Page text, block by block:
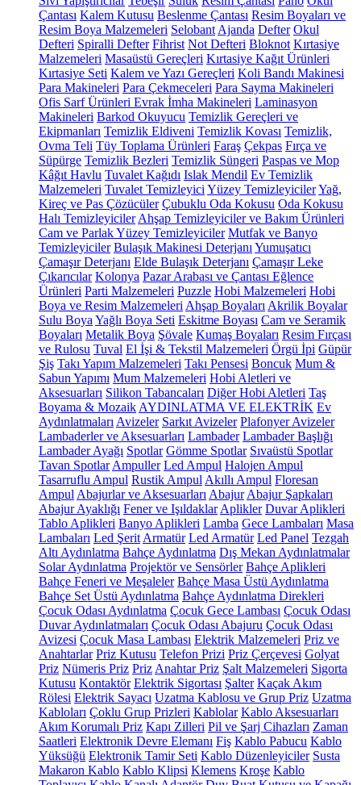
Çantası Kalem Kutusu Beslenme Çantası Resim Boyaları ve
Resim Boya Malzemeleri Selobant Ajanda Defter Okul
Defteri Spiralli Defter Fihrist Not Defteri Bloknot Kırtasiye
Malzemeleri Masaüstü Gereçleri Kırtasiye Kağıt Ürünleri
Kırtasiye Seti Kalem ve Yazı Gereçleri Koli Bandı Makinesi
Para Makineleri Para Çekmeceleri Para Sayma Makineleri
Ofis Sarf Ürünleri Evrak İmha Makineleri Laminasyon
Makineleri Barkod Okuyucu Temizlik Gereçleri ve
Ekipmanları Temizlik Eldiveni Temizlik Kovası Temizlik,
Ovma Teli Tüy Toplama Ürünleri Faraş Çekpas Fırça ve
Süpürge Temizlik Bezleri Temizlik Süngeri Paspas ve Mop
Kâğıt Havlu Tuvalet Kağıdı Islak Mendil Ev Temizlik
Malzemeleri Tuvalet Temizleyici Yüzey TemizleyicilerYağ,
Kireç ve Pas Çözücüler Çubuklu Oda Kokusu Oda Kokusu
Halı Temizleyiciler Ahşap Temizleyiciler ve Bakım Ürünleri
Cam ve Parlak Yüzey Temizleyiciler Mutfak ve Banyo
Temizleyiciler Bulaşık Makinesi Deterjanı Yumuşatıcı
Çamaşır Deterjanı Elde Bulaşık Deterjanı Çamaşır Leke
Çıkarıcılar Kolonya Pazar Arabası ve Çantası Eğlence
Ürünleri Parti Malzemeleri Puzzle Hobi Malzemeleri Hobi
Boya ve Resim Malzemeleri Ahşap Boyaları Akrilik Boyalar
Sulu Boya Yağlı Boya Seti Eskitme Boyası Cam ve Seramik
Boyaları Metalik Boya Şövale Kumaş Boyaları Resim Fırçası
ve Rulosu Tuval El İşi & Tekstil Malzemeleri Örgü İpi Güpür
Şiş Takı Yapım Malzemeleri Takı Pensesi Boncuk Mum &
Sabun Yapımı Mum Malzemeleri Hobi Aletleri ve
Aksesuarları Silikon Tabancaları Diğer Hobi Aletleri Taş
Boyama & Mozaik AYDINLATMA VE ELEKTRİK Ev
Aydınlatmaları Avizeler Sarkıt Avizeler Plafonyer Avizeler
Lambaderler ve Aksesuarları Lambader Lambader Başlığı
Lambader Ayağı Spotlar Gömme Spotlar Sıvaüstü Spotlar
Tavan Spotlar Ampuller Led Ampul Halojen Ampul
Tasarruflu Ampul Rustik Ampul Akıllı Ampul Floresan
Ampul Abajurlar ve Aksesuarları Abajur Abajur Şapkaları
Abajur Ayaklığı Fener ve Işıldaklar Aplikler Duvar Aplikleri
Tablo Aplikleri Banyo Aplikleri Lamba Gece Lambaları Masa
Lambaları Led Şerit Armatür Led Armatür Led Panel Tezgah
Altı Aydınlatma Bahçe Aydınlatma Dış Mekan Aydınlatmalar
Solar Aydınlatma Projektör ve Sensörler Bahçe Aplikleri
Bahçe Feneri ve Meşaleler Bahçe Masa Üstü Aydınlatma
Bahçe Set Üstü Aydınlatma Bahçe Aydınlatma Direkleri
Çocuk Odası Aydınlatma Çocuk Gece Lambası Çocuk Odası
Duvar Aydınlatmaları Çocuk Odası Abajuru Çocuk Odası
Avizesi Çocuk Masa Lambası Elektrik Malzemeleri Priz ve
Anahtarlar Priz Kutusu Telefon Prizi Priz Çerçevesi Golyat
Priz Nümeris Priz Priz Anahtar Priz Şalt Malzemeleri Sigorta
Kutusu Kontaktör Elektrik Sigortası Şalter Kaçak Akım
Rölesi Elektrik Sayacı Uzatma Kablosu ve Grup Priz Uzatma
Kabloları Çoklu Grup Prizleri Kablolar Kablo Aksesuarları
Akım Korumalı Priz Kapı Zilleri Pil ve Şarj Cihazları Zaman
Saatleri Elektronik Devre Elemanı Fiş Kablo Pabucu Kablo
Yüksüğü Elektronik Tamir Seti Kablo Düzenleyiciler Susta
Makaron Kablo Kablo Klipsi Klemens Kroşe Kablo